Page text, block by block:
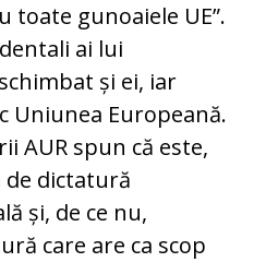
toate gunoaiele UE”.
ai lui
și ei, iar
Uniunea Europeană.
AUR spun că este,
dictatură
și, de ce nu,
care are ca scop